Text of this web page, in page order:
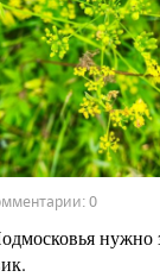
0
нужно